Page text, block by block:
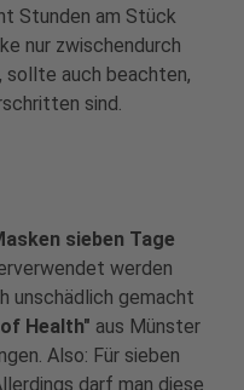
Stunden am Stück
nur zwischendurch
sollte auch beachten,
sind.
sieben Tage
werden
unschädlich gemacht
Health" aus Münster
Also: Für sieben
darf man diese